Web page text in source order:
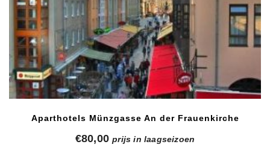
Aparthotels Münzgasse An der Frauenkirche
€80,00 prijs in laagseizoen